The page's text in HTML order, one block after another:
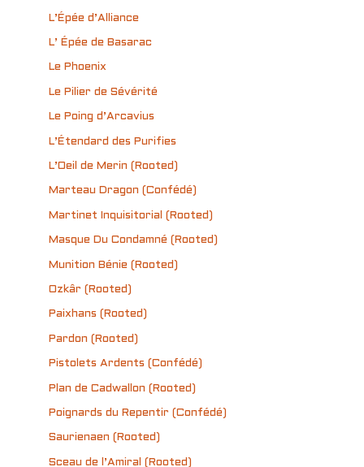
L’Épée d’Alliance
L’ Épée de Basarac
Le Phoenix
Le Pilier de Sévérité
Le Poing d’Arcavius
L’Étendard des Purifies
L’Oeil de Merin (Rooted)
Marteau Dragon (Confédé)
Martinet Inquisitorial (Rooted)
Masque Du Condamné (Rooted)
Munition Bénie (Rooted)
Ozkâr (Rooted)
Paixhans (Rooted)
Pardon (Rooted)
Pistolets Ardents (Confédé)
Plan de Cadwallon (Rooted)
Poignards du Repentir (Confédé)
Saurienaen (Rooted)
Sceau de l’Amiral (Rooted)